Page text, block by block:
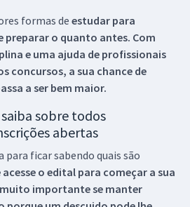
formas de estudar para
preparar o quanto antes. Com
e uma ajuda de profissionais
concursos, a sua chance de
a ser bem maior.
sobre todos
abertas
para ficar sabendo quais são
o edital para começar a sua
importante se manter